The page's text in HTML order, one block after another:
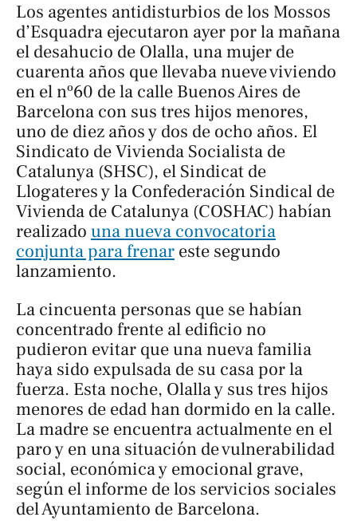
Los agentes antidisturbios de los Mossos
d’Esquadra ejecutaron ayer por la mañana
el desahucio de Olalla, una mujer de
cuarenta años que llevaba nueve viviendo
en el nº60 de la calle Buenos Aires de
Barcelona con sus tres hijos menores,
uno de diez años y dos de ocho años. El
Sindicato de Vivienda Socialista de
Catalunya (SHSC), el Sindicat de
Llogateres y la Confederación Sindical de
Vivienda de Catalunya (COSHAC) habían
realizado una nueva convocatoria
conjunta para frenar este segundo
lanzamiento.
La cincuenta personas que se habían
concentrado frente al edificio no
pudieron evitar que una nueva familia
haya sido expulsada de su casa por la
fuerza. Esta noche, Olalla y sus tres hijos
menores de edad han dormido en la calle.
La madre se encuentra actualmente en el
paro y en una situación de vulnerabilidad
social, económica y emocional grave,
según el informe de los servicios sociales
del Ayuntamiento de Barcelona.